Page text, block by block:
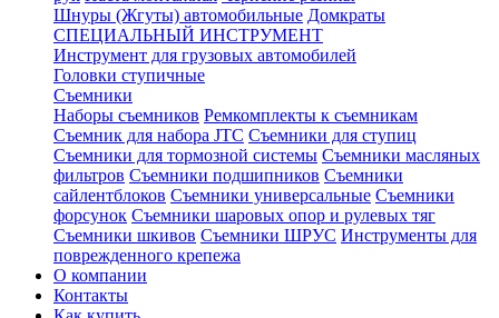
Шнуры (Жгуты) автомобильные Домкраты
СПЕЦИАЛЬНЫЙ ИНСТРУМЕНТ
Инструмент для грузовых автомобилей
Головки ступичные
Съемники
Наборы съемников Ремкомплекты к съемникам
Съемник для набора JTC Съемники для ступиц
Съемники для тормозной системы Съемники масляных
фильтров Съемники подшипников Съемники
сайлентблоков Съемники универсальные Съемники
форсунок Съемники шаровых опор и рулевых тяг
Съемники шкивов Съемники ШРУС Инструменты для
поврежденного крепежа
О компании
Контакты